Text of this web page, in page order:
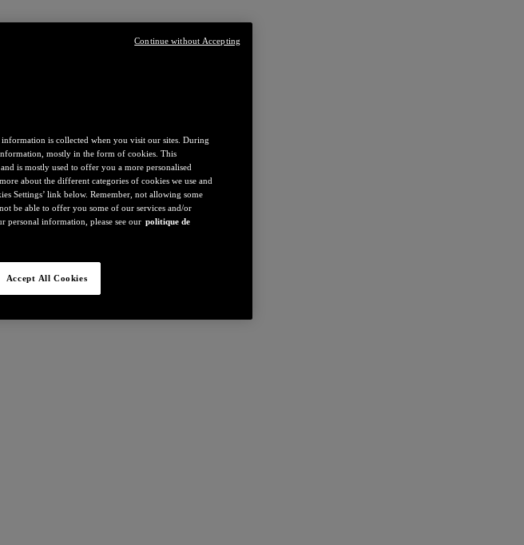
is collected when you visit our sites. During
mostly in the form of cookies. This
is mostly used to offer you a more personalised
about the different categories of cookies we use and
Settings’ link below. Remember, not allowing some
be able to offer you some of our services and/or
personal information, please see our politique de
Accept All Cookies
Continue without Accepting